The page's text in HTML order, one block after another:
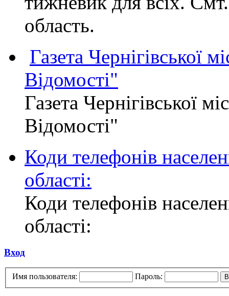
область.
Газета Чернігівської
Відомості"
Газета Чернігівської
Відомості"
Коди телефонів
області:
Коди телефонів
області:
Вход
Имя пользователя: Пароль: